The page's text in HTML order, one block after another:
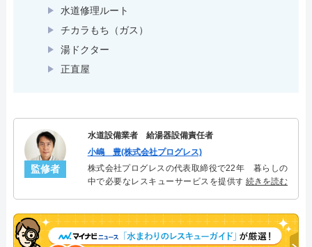
水道修理ルート
チカラもち（ガス）
湯ドクター
正直屋
監修者
水道設備業者 給湯器設備責任者
小嶋 豊(株式会社プログレス)
株式会社プログレスの代表取締役で22年 暮らしの
中で必要なレスキューサービスを提供する株式会社
決。多くのお客様に信頼される「給湯器」のスペシ
ャリスト。
続きを読む